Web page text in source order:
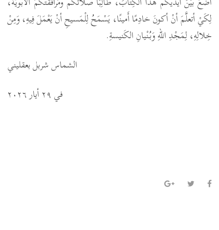
لِكَيْ أتعلَّمَ أنْ أكونَ خادِمًا أَمينًا، يَسْمَحُ لِلْمَسيحِ أنْ يَعْمَلَ فِيهِ، وَمِنْ
خِلالِهِ، لِمَجْدِ اللهِ وَبُنْيانِ الكَنيسةِ.
الشماس شربل بعقليني
في ٢٩ أيار ٢٠٢٦